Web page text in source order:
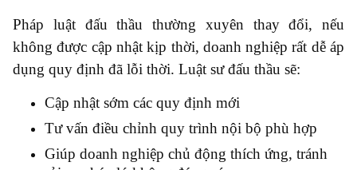
Pháp luật đấu thầu thường xuyên thay đổi, nếu
không được cập nhật kịp thời, doanh nghiệp rất dễ áp
dụng quy định đã lỗi thời. Luật sư đấu thầu sẽ:
Cập nhật sớm các quy định mới
Tư vấn điều chỉnh quy trình nội bộ phù hợp
Giúp doanh nghiệp chủ động thích ứng, tránh